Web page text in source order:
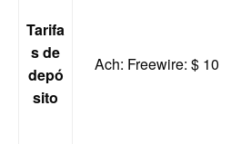
Tarifa
s de
depó
sito
Ach: Freewire: $ 10